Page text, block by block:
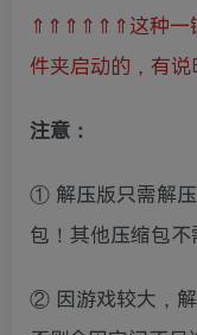
⇑⇑⇑⇑⇑⇑这种一
件夹启动的，有
注意：
① 解压版只需解压
包！其他压缩包不
② 因游戏较大，解